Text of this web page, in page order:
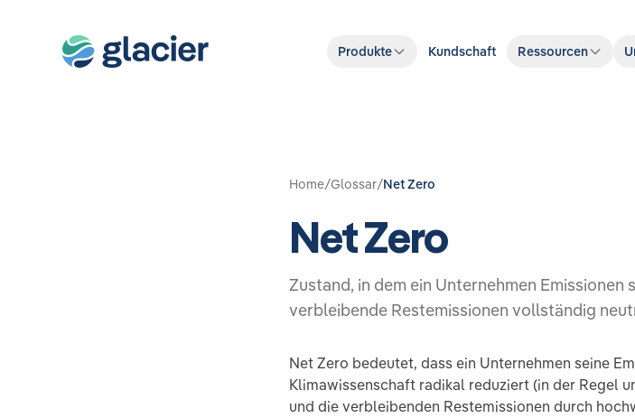
Produkte Kundschaft Ressourcen
Home/Glossar/Net Zero
Net Zero
Zustand, in dem ein Unternehmen
verbleibende Restemissionen vollständig
Net Zero bedeutet, dass ein Unternehmen seine
Klimawissenschaft radikal reduziert (in der Regel
und die verbleibenden Restemissionen durch